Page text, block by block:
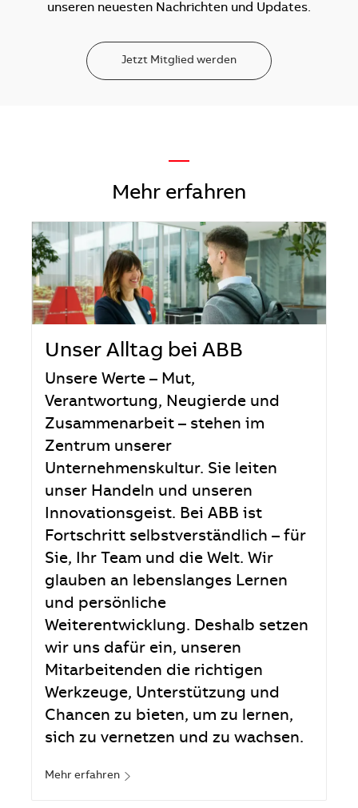
unseren neuesten Nachrichten und Updates.
Jetzt Mitglied werden
—
Mehr erfahren
Unser Alltag bei ABB
Unsere Werte – Mut,
Verantwortung, Neugierde und
Zusammenarbeit – stehen im
Zentrum unserer
Unternehmenskultur. Sie leiten
unser Handeln und unseren
Innovationsgeist. Bei ABB ist
Fortschritt selbstverständlich – für
Sie, Ihr Team und die Welt. Wir
glauben an lebenslanges Lernen
und persönliche
Weiterentwicklung. Deshalb setzen
wir uns dafür ein, unseren
Mitarbeitenden die richtigen
Werkzeuge, Unterstützung und
Chancen zu bieten, um zu lernen,
sich zu vernetzen und zu wachsen.
Mehr erfahren